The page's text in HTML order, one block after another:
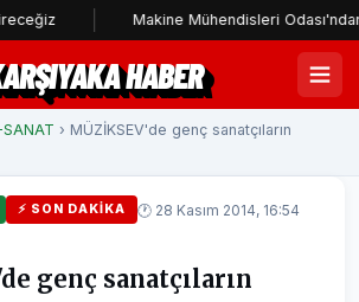
Makine Mühendisleri Odası'ndan Başkan
HABER
› MÜZİKSEV'de genç sanatçıların
⚡ SON DAKIKA
🕐 28 Kasım 2014, 16:54
genç sanatçıların